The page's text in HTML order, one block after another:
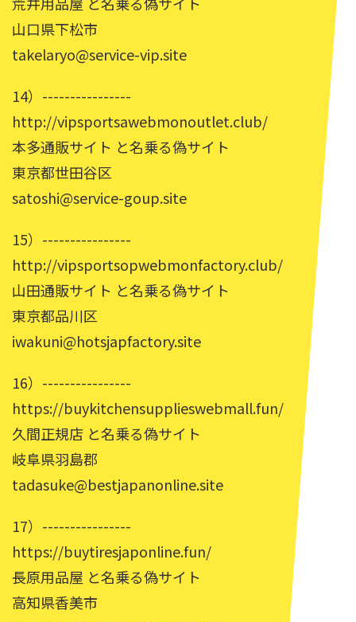
山口県下松市
takelaryo@service-vip.site
14）----------------
http://vipsportsawebmonoutlet.club/
本多通販サイト と名乗る偽サイト
東京都世田谷区
satoshi@service-goup.site
15）----------------
http://vipsportsopwebmonfactory.club/
山田通販サイト と名乗る偽サイト
東京都品川区
iwakuni@hotsjapfactory.site
16）----------------
https://buykitchensupplieswebmall.fun/
久間正規店 と名乗る偽サイト
岐阜県羽島郡
tadasuke@bestjapanonline.site
17）----------------
https://buytiresjaponline.fun/
長原用品屋 と名乗る偽サイト
高知県香美市